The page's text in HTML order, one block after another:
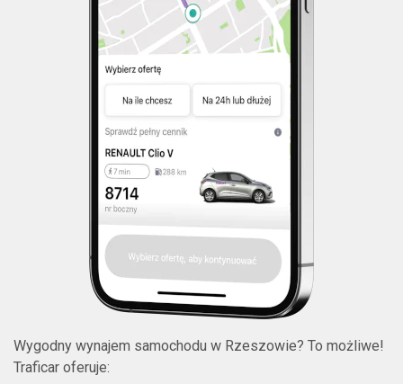
Wygodny wynajem samochodu w Rzeszowie? To możliwe!
Traficar oferuje: